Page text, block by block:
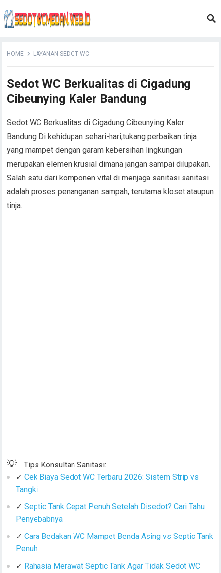
HOME LAYANAN SEDOT WC
Sedot WC Berkualitas di Cigadung
Cibeunying Kaler Bandung
Sedot WC Berkualitas di Cigadung Cibeunying Kaler
Bandung Di kehidupan sehari-hari,tukang perbaikan tinja
yang mampet dengan garam kebersihan lingkungan
merupakan elemen krusial dimana jangan sampai dilupakan.
Salah satu dari komponen vital di menjaga sanitasi sanitasi
adalah proses penanganan sampah, terutama kloset ataupun
tinja.
💡
Tips Konsultan Sanitasi:
✓ Cek Biaya Sedot WC Terbaru 2026: Sistem Strip vs
Tangki
✓ Septic Tank Cepat Penuh Setelah Disedot? Cari Tahu
Penyebabnya
✓ Cara Bedakan WC Mampet Benda Asing vs Septic Tank
Penuh
✓ Rahasia Merawat Septic Tank Agar Tidak Sedot WC